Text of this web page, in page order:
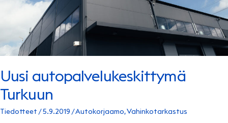
Uusi autopalvelukeskittymä
Turkuun
Tiedotteet /5.9.2019 /Autokorjaamo,Vahinkotarkastus